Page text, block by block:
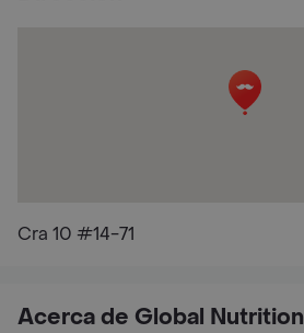
Cra 10 #14-71
Acerca de Global Nutrition